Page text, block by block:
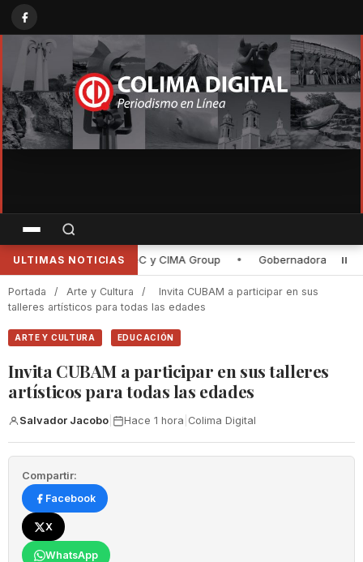
ULTIMAS NOTICIAS
Gobernadora de Colima entrega rehabilitación de la planta
Portada / Arte y Cultura /
Invita CUBAM a participar en sus
talleres artísticos para todas las edades
ARTE Y CULTURA EDUCACIÓN
Invita CUBAM a participar en sus talleres
artísticos para todas las edades
Salvador Jacobo Hace 1 hora Colima Digital
Compartir:
Facebook
X
WhatsApp